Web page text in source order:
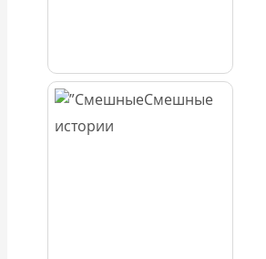
Смешные
истории